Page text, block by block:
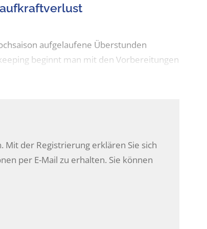
aufgelaufene Überstunden
beginnt man mit den Vorbereitungen
der Registrierung erklären Sie sich
per E-Mail zu erhalten. Sie können